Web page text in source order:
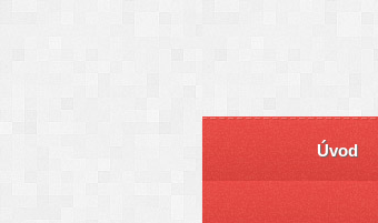
Úvod